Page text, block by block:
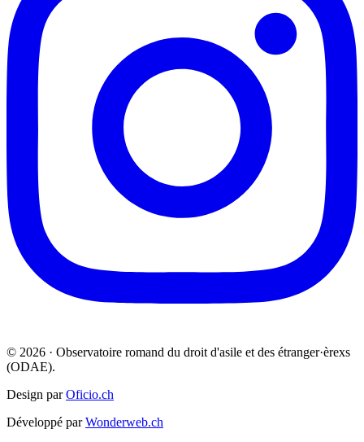
© 2026 · Observatoire romand du droit d'asile et des étranger·èrexs
(ODAE).
Design parOficio.ch
Développé parWonderweb.ch